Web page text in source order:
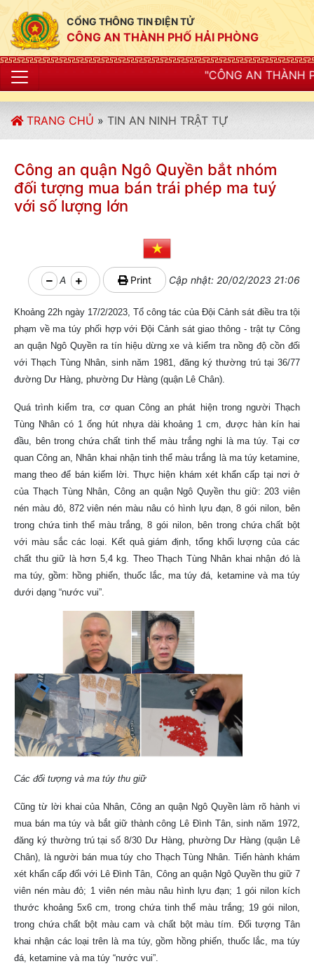
CỔNG THÔNG TIN ĐIỆN TỬ
CÔNG AN THÀNH PHỐ HẢI PHÒNG
"CÔNG AN THÀNH PHỐ HẢI PHÒNG
TRANG CHỦ » TIN AN NINH TRẬT TỰ
Công an quận Ngô Quyền bắt nhóm
đối tượng mua bán trái phép ma tuý
với số lượng lớn
A Print Cập nhật: 20/02/2023 21:06
Khoảng 22h ngày 17/2/2023, Tổ công tác của Đội Cảnh sát điều tra tội
phạm về ma túy phối hợp với Đội Cảnh sát giao thông - trật tự Công
an quận Ngô Quyền ra tín hiệu dừng xe và kiểm tra nồng độ cồn đối
với Thạch Tùng Nhân, sinh năm 1981, đăng ký thường trú tại 36/77
đường Dư Hàng, phường Dư Hàng (quận Lê Chân).
Quá trình kiểm tra, cơ quan Công an phát hiện trong người Thạch
Tùng Nhân có 1 ống hút nhựa dài khoảng 1 cm, được hàn kín hai
đầu, bên trong chứa chất tinh thể màu trắng nghi là ma túy. Tại cơ
quan Công an, Nhân khai nhận tinh thể màu trắng là ma túy ketamine,
mang theo để bán kiếm lời. Thực hiện khám xét khẩn cấp tại nơi ở
của Thạch Tùng Nhân, Công an quận Ngô Quyền thu giữ: 203 viên
nén màu đỏ, 872 viên nén màu nâu có hình lựu đạn, 8 gói nilon, bên
trong chứa tinh thể màu trắng, 8 gói nilon, bên trong chứa chất bột
với màu sắc các loại. Kết quả giám định, tổng khối lượng của các
chất thu giữ là hơn 5,4 kg. Theo Thạch Tùng Nhân khai nhận đó là
ma túy, gồm: hồng phiến, thuốc lắc, ma túy đá, ketamine và ma túy
dưới dạng “nước vui”.
Các đối tượng và ma túy thu giữ
Cũng từ lời khai của Nhân, Công an quận Ngô Quyền làm rõ hành vi
mua bán ma túy và bắt giữ thành công Lê Đình Tân, sinh năm 1972,
đăng ký thường trú tại số 8/30 Dư Hàng, phường Dư Hàng (quận Lê
Chân), là người bán mua túy cho Thạch Tùng Nhân. Tiến hành khám
xét khẩn cấp đối với Lê Đình Tân, Công an quận Ngô Quyền thu giữ 7
viên nén màu đỏ; 1 viên nén màu nâu hình lựu đạn; 1 gói nilon kích
thước khoảng 5x6 cm, trong chứa tinh thể màu trắng; 19 gói nilon,
trong chứa chất bột màu cam và chất bột màu tím. Đối tượng Tân
khai nhận các loại trên là ma túy, gồm hồng phiến, thuốc lắc, ma túy
đá, ketamine và ma túy “nước vui”.